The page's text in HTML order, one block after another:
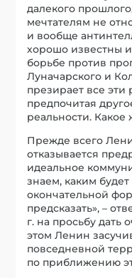
далекого
мечтателям не
и вообще
хорошо известны
борьбе против
Луначарского и
презирает все
предпочитая
реальности. Какое
Прежде всего
отказывается
идеальное
знаем, каким
окончательной
предсказать», –
г. на просьбу дать
этом Ленин
повседневной
по приближению